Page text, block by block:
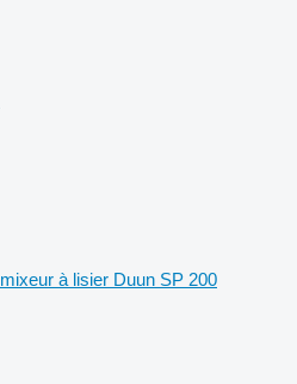
mixeur à lisier Duun SP 200